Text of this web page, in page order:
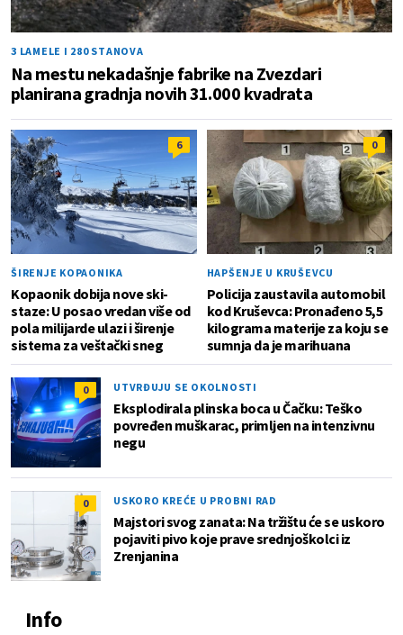
3 LAMELE I 280 STANOVA
Na mestu nekadašnje fabrike na Zvezdari
planirana gradnja novih 31.000 kvadrata
6
ŠIRENJE KOPAONIKA
Kopaonik dobija nove ski-
staze: U posao vredan više od
pola milijarde ulazi i širenje
sistema za veštački sneg
0
HAPŠENJE U KRUŠEVCU
Policija zaustavila automobil
kod Kruševca: Pronađeno 5,5
kilograma materije za koju se
sumnja da je marihuana
0 UTVRĐUJU SE OKOLNOSTI
Eksplodirala plinska boca u Čačku: Teško
povređen muškarac, primljen na intenzivnu
negu
0 USKORO KREĆE U PROBNI RAD
Majstori svog zanata: Na tržištu će se uskoro
pojaviti pivo koje prave srednjoškolci iz
Zrenjanina
Info